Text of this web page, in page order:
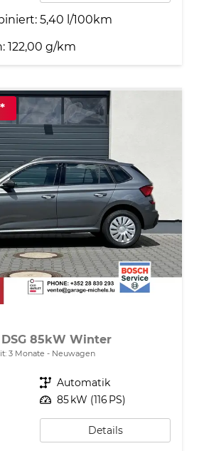
5,40 l/100km
122,00 g/km
DSG 85kW Winter
3 Monate Neuwagen
Getriebe Automatik
Leistung 85 kW (116 PS)
Details